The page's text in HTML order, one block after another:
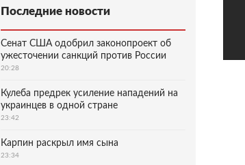
Последние новости
Сенат США одобрил законопроект об
ужесточении санкций против России
20:28
Кулеба предрек усиление нападений на
украинцев в одной стране
23:42
Карпин раскрыл имя сына
23:34